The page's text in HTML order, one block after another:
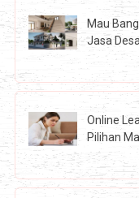
Mau
Jasa
Online
Pilihan